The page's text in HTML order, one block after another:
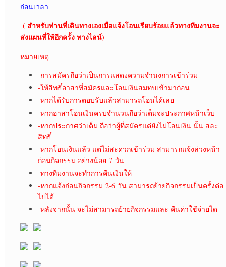
ก่อนเวลา
( สำหรับท่านที่เดินทางเองเมื่อแจ้งโอนเรียบร้อยแล้วทางทีมงานจะ
ส่งแผนที่ให้อีกครั้ง ทางไลน์)
หมายเหตุ
-การสมัครถือว่าเป็นการแสดงความจำนงการเข้าร่วม
-ให้สิทธิ์อาสาที่สมัครและโอนเงินสมทบเข้ามาก่อน
-หากได้รับการตอบรับแล้วสามารถโอนได้เลย
-หากอาสาโอนเงินครบจำนวนถือว่าเต็มจะประกาศหน้าเว็บ
-หากประกาศว่าเต็ม ถือว่าผู้ที่สมัครแต่ยังไม่โอนเงิน นั้น สละ
สิทธิ์
-หากโอนเงินแล้ว แต่ไม่สะดวกเข้าร่วม สามารถแจ้งล่วงหน้า
ก่อนกิจกรรม อย่างน้อย 7 วัน
-ทางทีมงานจะทำการคืนเงินให้
-หากแจ้งก่อนกิจกรรม 2-6 วัน สามารถย้ายกิจกรรมเป็นครั้งต่อ
ไปได้
-หลังจากนั้น จะไม่สามารถย้ายกิจกรรมและ คืนค่าใช้จ่ายได